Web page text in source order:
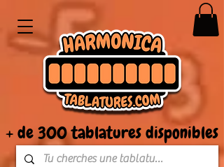
+ de 300 tablatures disponibles